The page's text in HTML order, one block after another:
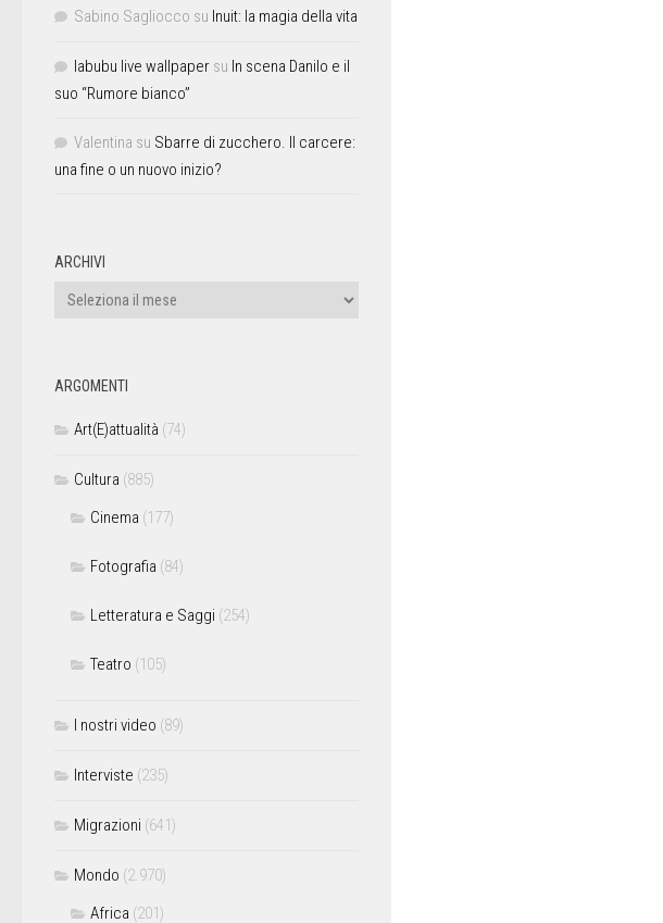
Sabino Sagliocco su Inuit: la magia della vita
labubu live wallpaper su In scena Danilo e il
suo “Rumore bianco”
Valentina su Sbarre di zucchero. Il carcere:
una fine o un nuovo inizio?
ARCHIVI
ARGOMENTI
Art(E)attualità (74)
Cultura (885)
Cinema (177)
Fotografia (84)
Letteratura e Saggi (254)
Teatro (105)
I nostri video (89)
Interviste (235)
Migrazioni (641)
Mondo (2.970)
Africa (201)